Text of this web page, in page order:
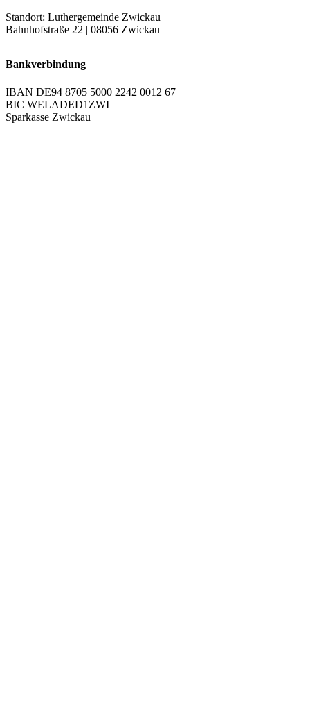
Standort: Luthergemeinde Zwickau
Bahnhofstraße 22 | 08056 Zwickau
Bankverbindung
IBAN DE94 8705 5000 2242 0012 67
BIC WELADED1ZWI
Sparkasse Zwickau